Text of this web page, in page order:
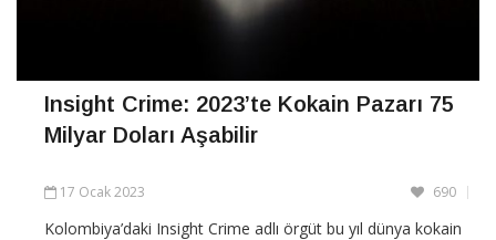
Insight Crime: 2023’te Kokain Pazarı 75
Milyar Doları Aşabilir
17 Ocak 2023 690
Kolombiya’daki Insight Crime adlı örgüt bu yıl dünya kokain